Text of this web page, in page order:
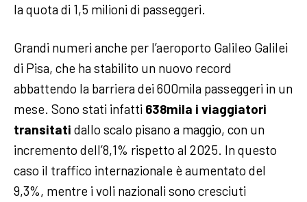
la quota di 1,5 milioni di passeggeri.
Grandi numeri anche per l’aeroporto Galileo Galilei
di Pisa, che ha stabilito un nuovo record
abbattendo la barriera dei 600mila passeggeri in un
mese. Sono stati infatti 638mila i viaggiatori
transitati dallo scalo pisano a maggio, con un
incremento dell’8,1% rispetto al 2025. In questo
caso il traffico internazionale è aumentato del
9,3%, mentre i voli nazionali sono cresciuti